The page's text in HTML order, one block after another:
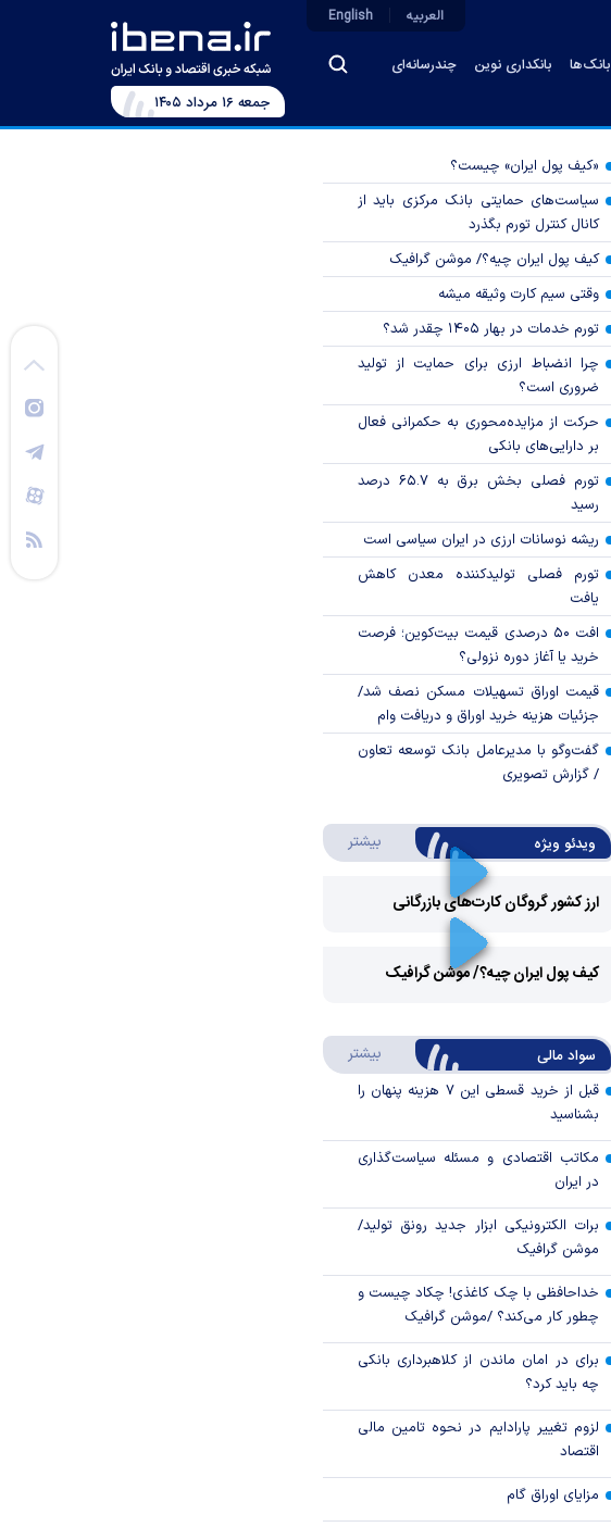
بانک‌ها بانکداری نوین چندرسانه‌ای
العربیه English
جمعه ۱۶ مرداد ۱۴۰۵
«کیف پول ایران» چیست؟
سیاست‌های حمایتی بانک مرکزی باید از
کانال کنترل تورم بگذرد
کیف پول ایران چیه؟/ موشن گرافیک
وقتی سیم کارت وثیقه میشه
تورم خدمات در بهار ۱۴۰۵ چقدر شد؟
چرا انضباط ارزی برای حمایت از تولید
ضروری است؟
حرکت از مزایده‌محوری به حکمرانی فعال
بر دارایی‌های بانکی
تورم فصلی بخش برق به ۶۵.۷ درصد
رسید
ریشه نوسانات ارزی در ایران سیاسی است
تورم فصلی تولیدکننده معدن کاهش
یافت
افت ۵۰ درصدی قیمت بیت‌کوین؛ فرصت
خرید یا آغاز دوره نزولی؟
قیمت اوراق تسهیلات مسکن نصف شد/
جزئیات هزینه خرید اوراق و دریافت وام
گفت‌وگو با مدیرعامل بانک توسعه تعاون
/ گزارش تصویری
ویدئو ویژه بیشتر درباره ویدئو ویژه
ارز کشور گروگان کارت‌های بازرگانی
Video
کیف پول ایران چیه؟/ موشن گرافیک
سواد مالی بیشتر درباره سواد مالی
قبل از خرید قسطی این ۷ هزینه پنهان را
بشناسید
مکاتب اقتصادی و مسئله سیاست‌گذاری
در ایران
برات الکترونیکی ابزار جدید رونق تولید/
موشن گرافیک
خداحافظی با چک کاغذی! چکاد چیست و
چطور کار می‌کند؟ /موشن گرافیک
برای در امان ماندن از کلاهبرداری بانکی
چه باید کرد؟
لزوم تغییر پارادایم در نحوه تامین مالی
اقتصاد
مزایای اوراق گام